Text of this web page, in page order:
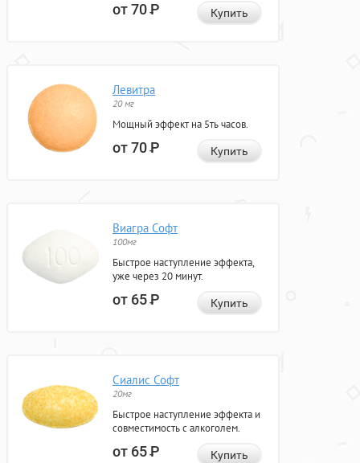
от 70Р Купить
Левитра
20 мг
Мощный эффект на 5ть часов.
от 70Р Купить
Виагра Софт
100мг
Быстрое наступление эффекта,
уже через 20 минут.
от 65Р Купить
Сиалис Софт
20мг
Быстрое наступление эффекта и
совместимость с алкоголем.
от 65Р Купить